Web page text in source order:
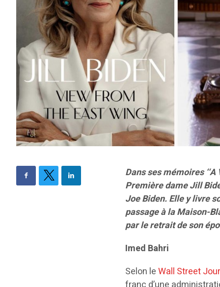
Dans ses mémoires
Première dame Jill
Joe Biden. Elle y livre
passage à la Maison-
par le retrait de son
Imed Bahri
Selon leWall Street